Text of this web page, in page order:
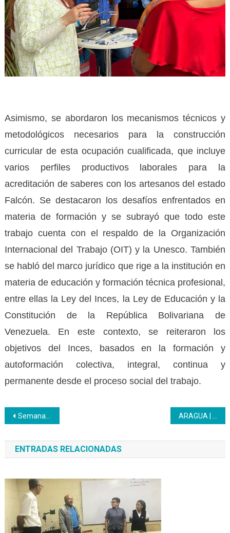
Asimismo, se abordaron los mecanismos técnicos y
metodológicos necesarios para la construcción
curricular de esta ocupación cualificada, que incluye
varios perfiles productivos laborales para la
acreditación de saberes con los artesanos del estado
Falcón. Se destacaron los desafíos enfrentados en
materia de formación y se subrayó que todo este
trabajo cuenta con el respaldo de la Organización
Internacional del Trabajo (OIT) y la Unesco. También
se habló del marco jurídico que rige a la institución en
materia de educación y formación técnica profesional,
entre ellas la Ley del Inces, la Ley de Educación y la
Constitución de la República Bolivariana de
Venezuela. En este contexto, se reiteraron los
objetivos del Inces, basados en la formación y
autoformación colectiva, integral, continua y
permanente desde el proceso social del trabajo.
Navegación
de
entradas
Semana del Emprendedor comenzó con actividad de expertos y asesores financieros
ENTRADAS RELACIONADAS